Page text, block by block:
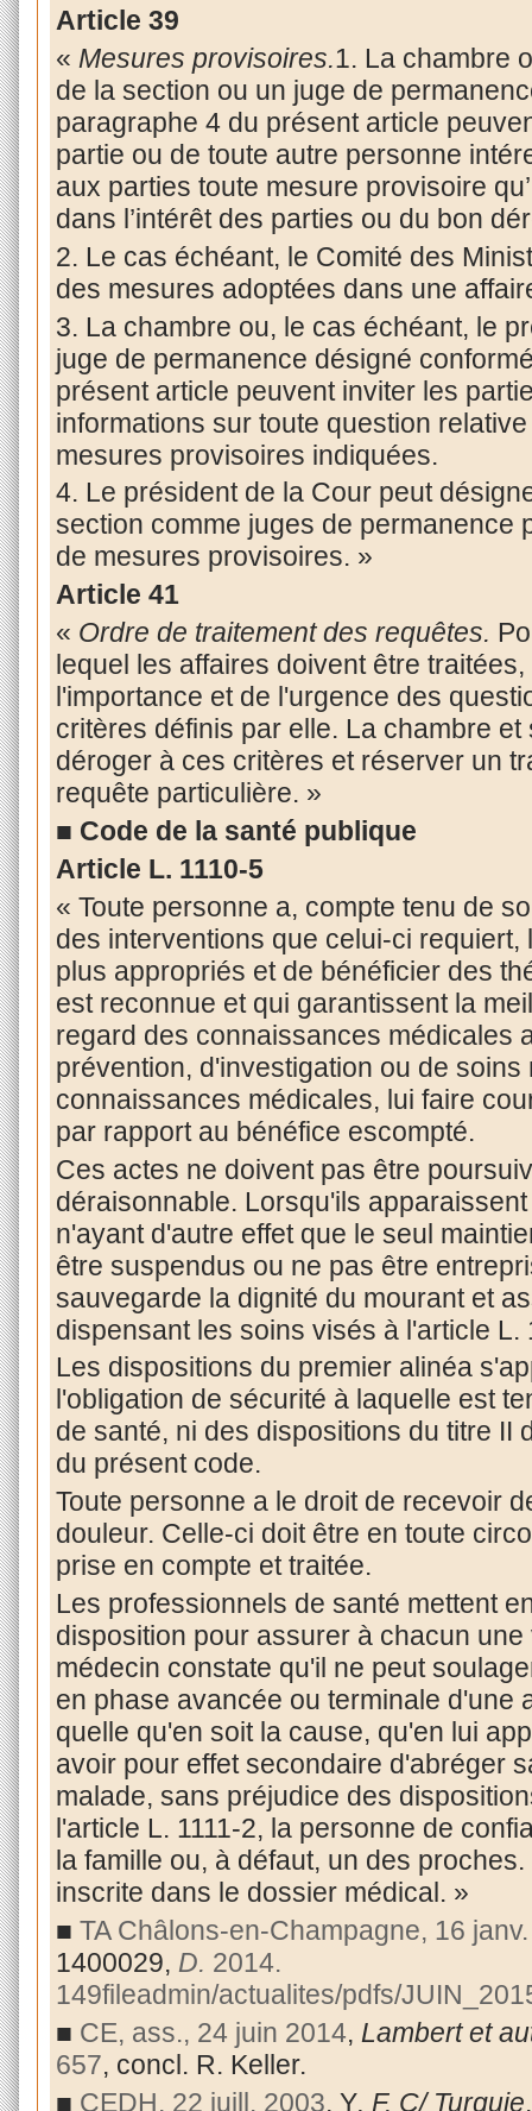
Article 39
« Mesures provisoires.1. La chambre
de la section ou un juge de
paragraphe 4 du présent article
partie ou de toute autre personne
aux parties toute mesure provisoire
dans l’intérêt des parties ou du bon
2. Le cas échéant, le Comité des
des mesures adoptées dans une
3. La chambre ou, le cas échéant, le
juge de permanence désigné
présent article peuvent inviter les
informations sur toute question
mesures provisoires indiquées.
4. Le président de la Cour peut
section comme juges de permanence
de mesures provisoires. »
Article 41
« Ordre de traitement des requêtes.
lequel les affaires doivent être
l'importance et de l'urgence des
critères définis par elle. La chambre
déroger à ces critères et réserver un
requête particulière. »
■ Code de la santé publique
Article L. 1110-5
« Toute personne a, compte tenu de
des interventions que celui-ci
plus appropriés et de bénéficier des
est reconnue et qui garantissent la
regard des connaissances médicales
prévention, d'investigation ou de
connaissances médicales, lui faire
par rapport au bénéfice escompté.
Ces actes ne doivent pas être
déraisonnable. Lorsqu'ils
n'ayant d'autre effet que le seul
être suspendus ou ne pas être
sauvegarde la dignité du mourant et
dispensant les soins visés à l'article L.
Les dispositions du premier alinéa
l'obligation de sécurité à laquelle est
de santé, ni des dispositions du titre II
du présent code.
Toute personne a le droit de recevoir
douleur. Celle-ci doit être en toute
prise en compte et traitée.
Les professionnels de santé mettent
disposition pour assurer à chacun
médecin constate qu'il ne peut
en phase avancée ou terminale d'une
quelle qu'en soit la cause, qu'en lui
avoir pour effet secondaire d'abréger
malade, sans préjudice des
l'article L. 1111-2, la personne de
la famille ou, à défaut, un des
inscrite dans le dossier médical. »
■ TA Châlons-en-Champagne, 16
1400029, D. 2014.
149fileadmin/actualites/pdfs/
■ CE, ass., 24 juin 2014, Lambert et
657, concl. R. Keller.
■ CEDH, 22 juill. 2003, Y. F. C/ Turquie